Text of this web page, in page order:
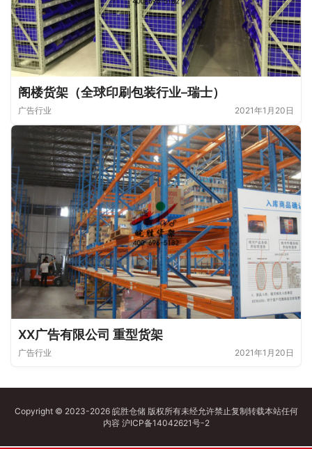
阁楼货架（全球印刷包装行业–瑞士）
广告行业 2021年1月20日
XX广告有限公司 重型货架
广告行业 2021年1月20日
Copyright © 2023-2026 皖胜仓储 版权所有未经允许禁止复制转载本站任何
内容 沪ICP备14042621号-2